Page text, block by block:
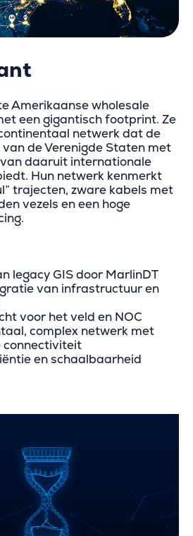
Amerikaanse wholesale
een gigantisch footprint. Ze
netwerk dat de
de Verenigde Staten met
daaruit internationale
Hun netwerk kenmerkt
trajecten, zware kabels met
vezels en een hoge
legacy GIS door MarlinDT
van infrastructuur en
voor het veld en NOC
complex netwerk met
connectiviteit
en schaalbaarheid